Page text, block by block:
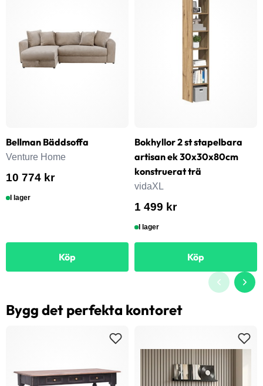
Bellman Bäddsoffa
Venture Home
10 774 kr
I lager
Köp
Bokhyllor 2 st stapelbara
artisan ek 30x30x80cm
konstruerat trä
vidaXL
1 499 kr
I lager
Köp
Bygg det perfekta kontoret